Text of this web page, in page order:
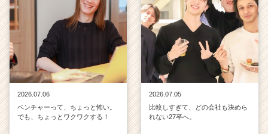
2026.07.06
ベンチャーって、ちょっと怖い。
でも、ちょっとワクワクする！
2026.07.05
比較しすぎて、どの会社も決めら
れない27卒へ。